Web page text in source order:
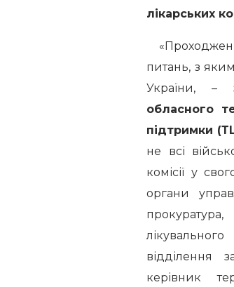
лікарських
питань, з
України, –
обласного
підтримки
не всі
комісії у
органи
відділення
керівник